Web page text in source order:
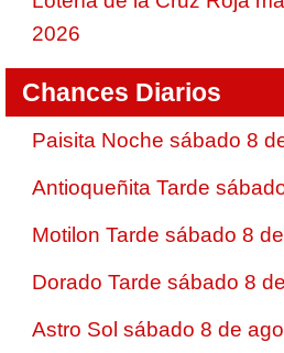
2026
Chances Diarios
Paisita Noche sábado 8
Antioqueñita Tarde
Motilon Tarde sábado 8
Dorado Tarde sábado 8
Astro Sol sábado 8 de